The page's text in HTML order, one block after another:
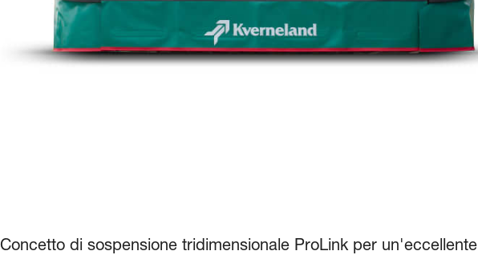
Concetto di sospensione tridimensionale ProLink per un'eccellente